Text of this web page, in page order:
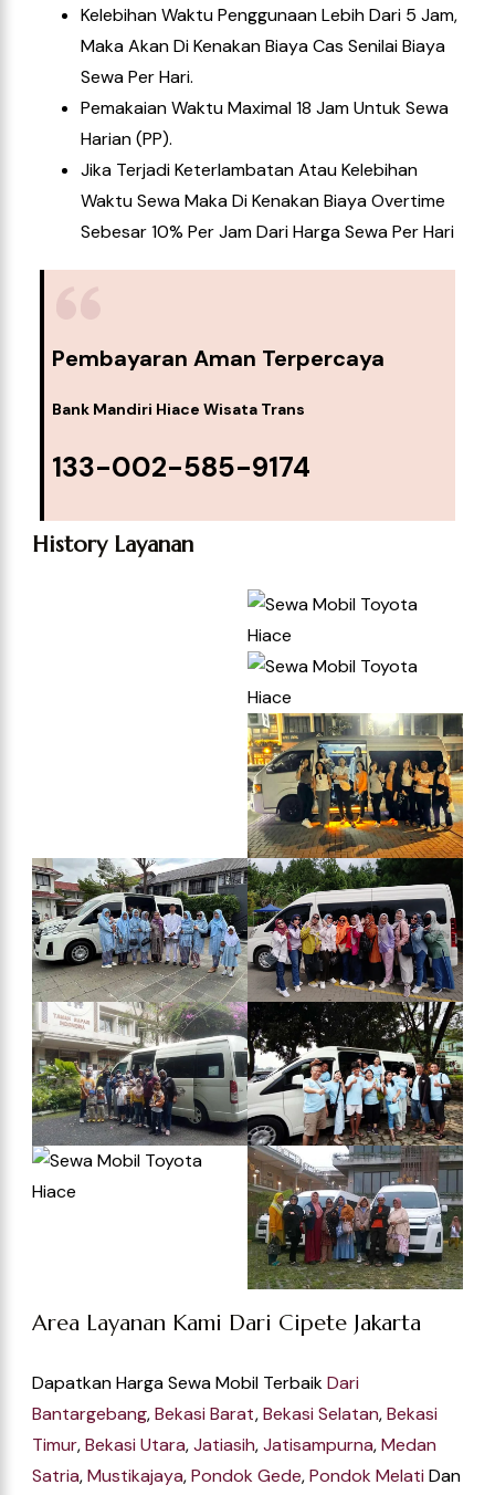
Kelebihan Waktu Penggunaan Lebih Dari 5 Jam,
Maka Akan Di Kenakan Biaya Cas Senilai Biaya
Sewa Per Hari.
Pemakaian Waktu Maximal 18 Jam Untuk Sewa
Harian (PP).
Jika Terjadi Keterlambatan Atau Kelebihan
Waktu Sewa Maka Di Kenakan Biaya Overtime
Sebesar 10% Per Jam Dari Harga Sewa Per Hari
Pembayaran Aman Terpercaya
Bank Mandiri Hiace Wisata Trans
133-002-585-9174
History Layanan
Area Layanan Kami Dari Cipete Jakarta
Dapatkan Harga Sewa Mobil TerbaikDari
BantargebanG,Bekasi BaraT,Bekasi SelataN,Bekasi
Timur,Bekasi UtarA,Jatiasih,JatisampurnA,Medan
SatriA,MustikajayA,Pondok GedE,Pondok MelatI Dan